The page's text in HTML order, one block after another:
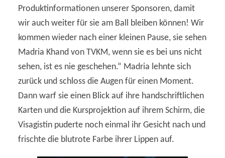
Produktinformationen unserer Sponsoren, damit
wir auch weiter für sie am Ball bleiben können! Wir
kommen wieder nach einer kleinen Pause, sie sehen
Madria Khand von TVKM, wenn sie es bei uns nicht
sehen, ist es nie geschehen.“ Madria lehnte sich
zurück und schloss die Augen für einen Moment.
Dann warf sie einen Blick auf ihre handschriftlichen
Karten und die Kursprojektion auf ihrem Schirm, die
Visagistin puderte noch einmal ihr Gesicht nach und
frischte die blutrote Farbe ihrer Lippen auf.